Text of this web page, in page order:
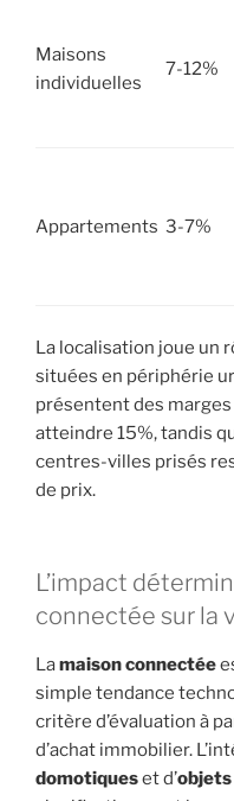
Maisons
individuelles
7-12%
Appartements 3-7%
La localisation joue un
situées en périphérie
présentent des
atteindre 15%, tandis
centres-villes prisés
de prix.
L’impact
connectée sur la
Lamaison connectée
simple tendance
critère d’évaluation à
d’achat immobilier.
domotiqueset d’